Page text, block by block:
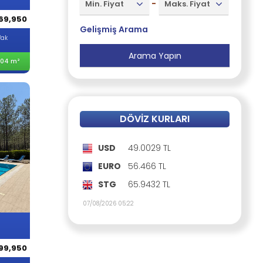
m²
Min. Fiyat - Maks. Fiyat
Gelişmiş Arama
DÖVIZ KURLARI
USD
49.0029 TL
EURO
56.466 TL
STG
65.9432 TL
07/08/2026 05:22